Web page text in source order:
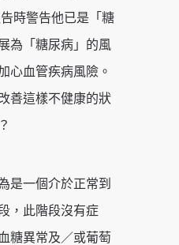
時警告他已是「糖
為「糖尿病」的風
心血管疾病風險。
善這樣不健康的狀
是一個介於正常到
，此階段沒有症
糖異常及／或葡萄